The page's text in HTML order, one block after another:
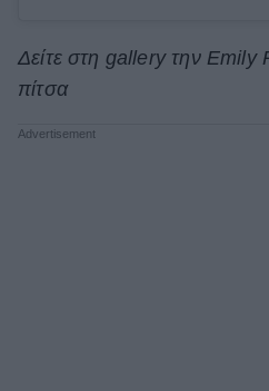
Δείτε στη gallery την Emily
πίτσα